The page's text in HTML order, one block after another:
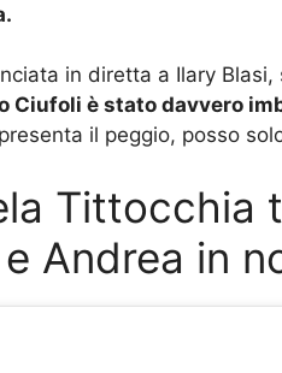
in diretta a Ilary
Ciufoli è stato davvero
il peggio, posso
Tittocchia
Andrea in